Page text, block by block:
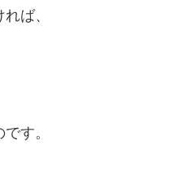
ば、
す。